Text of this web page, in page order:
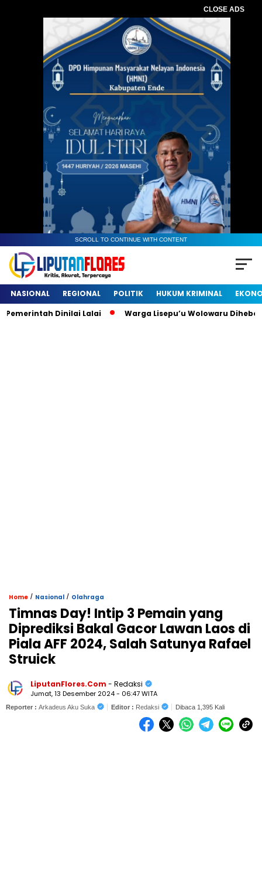
CLOSE ADS
SCROLL TO CONTINUE WITH CONTENT
NASIONAL REGIONAL POLITIK HUKUM KRIMINAL
Dinilai Lalai
Warga Lisepu’u Wolowaru
Home / Nasional / Olahraga
Timnas Day! Intip 3 Pemain yang
Diprediksi Bakal Gacor Lawan Laos di
Piala AFF 2024, Salah Satunya Rafael
Struick
LiputanFlores.Com - Redaksi
Jumat, 13 Desember 2024 - 06:47 WITA
Reporter : Arkadeus Aku Suka Editor : Redaksi Dibaca 1,395 Kali